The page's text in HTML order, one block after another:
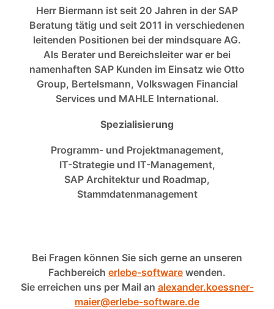
Herr Biermann ist seit 20 Jahren in der SAP
Beratung tätig und seit 2011 in verschiedenen
leitenden Positionen bei der mindsquare AG.
Als Berater und Bereichsleiter war er bei
namenhaften SAP Kunden im Einsatz wie Otto
Group, Bertelsmann, Volkswagen Financial
Services und MAHLE International.
Spezialisierung
Programm- und Projektmanagement,
IT-Strategie und IT-Management,
SAP Architektur und Roadmap,
Stammdatenmanagement
Bei Fragen können Sie sich gerne an unseren
Fachbereich erlebe-software wenden.
Sie erreichen uns per Mail an alexander.koessner-
maier@erlebe-software.de